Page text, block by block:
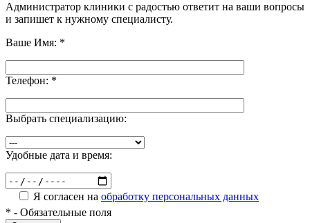
Администратор клиники с радостью ответит на ваши вопросы
и запишет к нужному специалисту.
Ваше Имя: *
Телефон: *
Выбрать специализацию:
Удобные дата и время:
Я согласен на обработку персональных данных
* - Обязательные поля